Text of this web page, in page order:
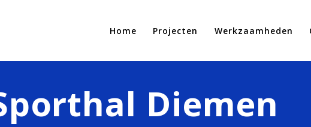
Home Projecten Werkzaamheden
Diemen